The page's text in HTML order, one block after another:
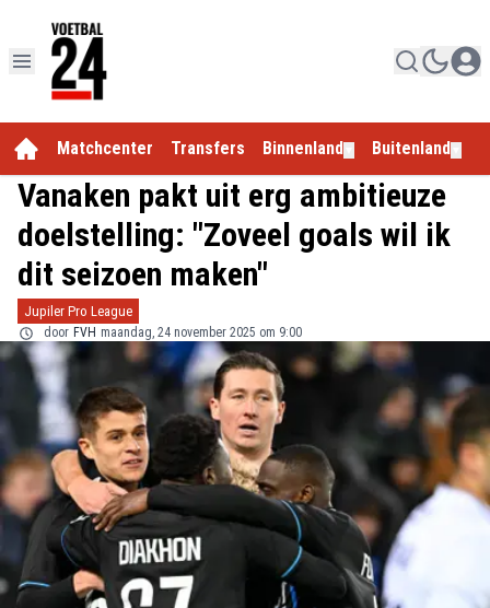
Matchcenter Transfers Binnenland Buitenland
Vanaken pakt uit erg ambitieuze
doelstelling: "Zoveel goals wil ik
dit seizoen maken"
Jupiler Pro League
door FVH maandag, 24 november 2025 om 9:00